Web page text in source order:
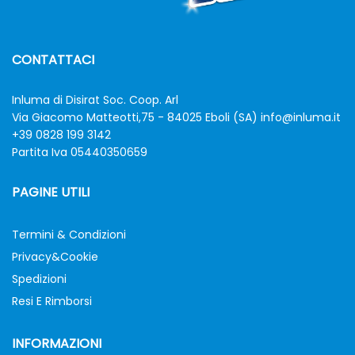
CONTATTACI
Inluma di Disirat Soc. Coop. Arl
Via Giacomo Matteotti,75 - 84025 Eboli (SA) info@inluma.it
+39 0828 199 3142
Partita Iva 05440350659
PAGINE UTILI
Termini & Condizioni
Privacy&Cookie
Spedizioni
Resi E Rimborsi
INFORMAZIONI